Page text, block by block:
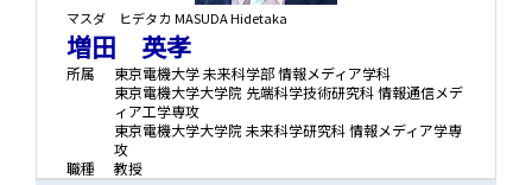
マスダ ヒデタカ MASUDA Hidetaka
増田 英孝
所属
東京電機大学 未来科学部 情報メディア学科
東京電機大学大学院 先端科学技術研究科 情報通信メデ
ィア工学専攻
東京電機大学大学院 未来科学研究科 情報メディア学専
攻
職種
教授